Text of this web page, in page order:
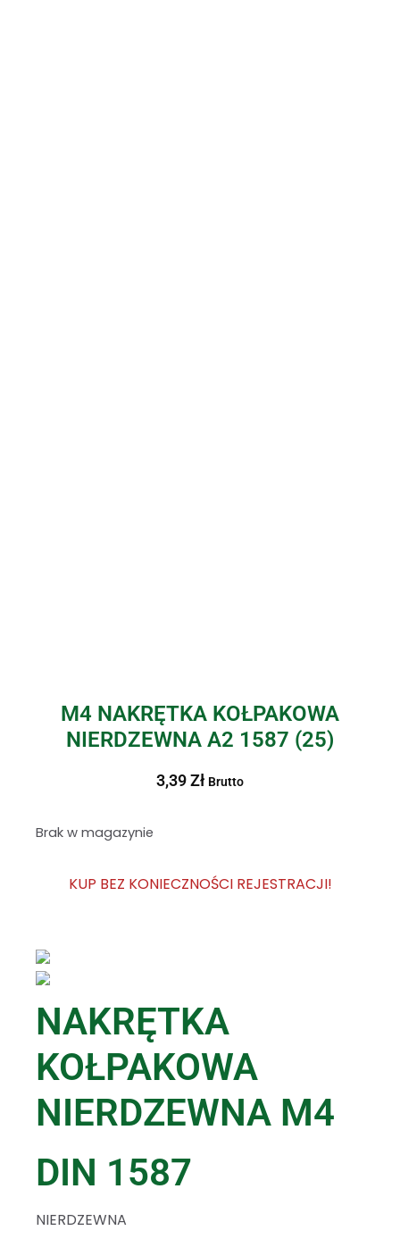
M4 NAKRĘTKA KOŁPAKOWA
NIERDZEWNA A2 1587 (25)
3,39Zł Brutto
Brak w magazynie
KUP BEZ KONIECZNOŚCI REJESTRACJI!
NAKRĘTKA
KOŁPAKOWA
NIERDZEWNA M4
DIN 1587
NIERDZEWNA